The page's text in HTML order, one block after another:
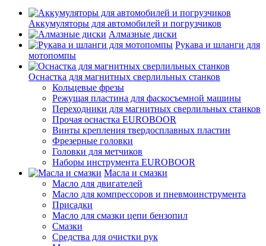
Аккумуляторы для автомобилей и погрузчиков
Алмазные диски
Рукава и шланги для
мотопомпы
Оснастка для магнитных сверлильных станков
Кольцевые фрезы
Режущая пластина для фаскосъемной машины
Переходники для магнитных сверлильных станков
Прочая оснастка EUROBOOR
Винты крепления твердосплавных пластин
Фрезерные головки
Головки для метчиков
Наборы инструмента EUROBOOR
Масла и смазки
Масло для двигателей
Масло для компрессоров и пневмоинструмента
Присадки
Масло для смазки цепи бензопил
Смазки
Средства для очистки рук